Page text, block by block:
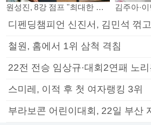
원성진, 8강 점프 "최대한 승자조에서 버티겠다"
디펜딩챔피언 신진서, 김민석 꺾
철원, 홈에서 1위 삼척 격침
스미레, 이적 후 첫 여자랭킹 3위
부라보콘 어린이대회, 22일 부산